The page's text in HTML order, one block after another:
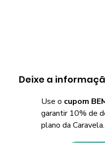
Deixe a
Use o cupom
garantir 10% de
plano da Caravela.